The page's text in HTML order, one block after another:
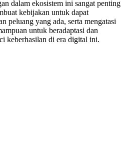
dalam ekosistem ini sangat penting
kebijakan untuk dapat
peluang yang ada, serta mengatasi
untuk beradaptasi dan
keberhasilan di era digital ini.